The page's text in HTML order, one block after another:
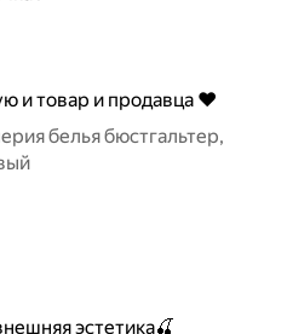
и товар и продавца ❤️
белья бюстгальтер,
эстетика🍒